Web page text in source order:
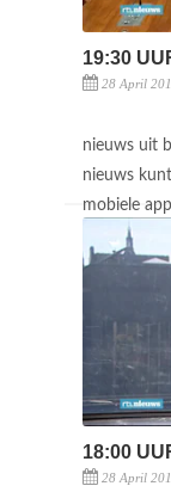
19:30
28 April
nieuws uit
nieuws
mobiele
18:00
28 April